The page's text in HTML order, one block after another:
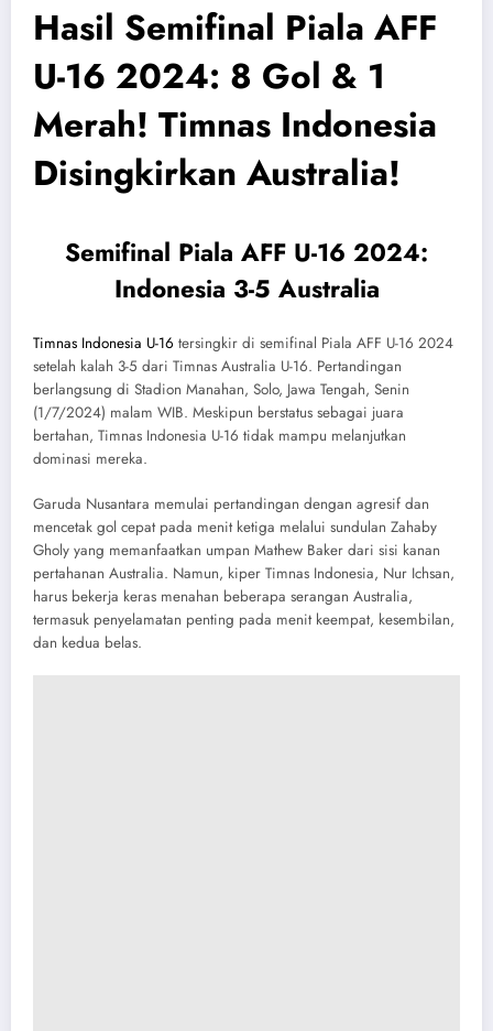
Hasil Semifinal Piala AFF
U-16 2024: 8 Gol & 1
Merah! Timnas Indonesia
Disingkirkan Australia!
Semifinal Piala AFF U-16 2024:
Indonesia 3-5 Australia
Timnas Indonesia U-16 tersingkir di semifinal Piala AFF U-16 2024
setelah kalah 3-5 dari Timnas Australia U-16. Pertandingan
berlangsung di Stadion Manahan, Solo, Jawa Tengah, Senin
(1/7/2024) malam WIB. Meskipun berstatus sebagai juara
bertahan, Timnas Indonesia U-16 tidak mampu melanjutkan
dominasi mereka.
Garuda Nusantara memulai pertandingan dengan agresif dan
mencetak gol cepat pada menit ketiga melalui sundulan Zahaby
Gholy yang memanfaatkan umpan Mathew Baker dari sisi kanan
pertahanan Australia. Namun, kiper Timnas Indonesia, Nur Ichsan,
harus bekerja keras menahan beberapa serangan Australia,
termasuk penyelamatan penting pada menit keempat, kesembilan,
dan kedua belas.